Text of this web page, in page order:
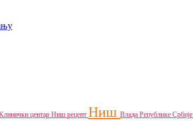
центар Ниш рецепт Ниш Влада Републике Србије